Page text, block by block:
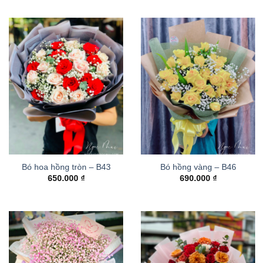
Bó hoa hồng tròn – B43
650.000 ₫
Bó hồng vàng – B46
690.000 ₫